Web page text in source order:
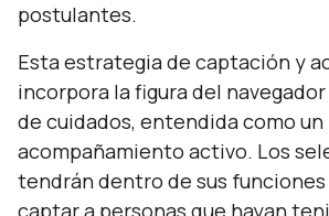
postulantes.
Esta estrategia de captación y
incorpora la figura del
de cuidados, entendida como un
acompañamiento activo. Los
tendrán dentro de sus
captar a personas que hayan